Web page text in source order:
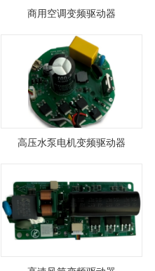
商用空调变频驱动器
高压水泵电机变频驱动器